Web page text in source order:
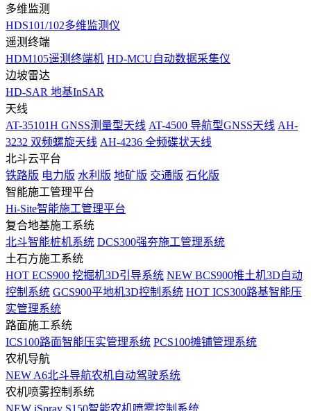
多维监测
HDS101/102多维监测仪
遥测终端
HDM105遥测终端机 HD-MCU自动数据采集仪
边坡雷达
HD-SAR 地基InSAR
天线
AT-35101H GNSS测量型天线 AT-4500 导航型GNSS天线 AH-
3232 双频螺旋天线 AH-4236 全频碟状天线
北斗云平台
铁路版 电力版 水利版 地矿版 交通版 石化版
智能施工管理平台
Hi-Site智能施工管理平台
复合地基施工系统
北斗智能桩机系统 DCS300强夯施工管理系统
土石方施工系统
HOT ECS900 挖掘机3D引导系统 NEW BCS900推土机3D自动
控制系统 GCS900平地机3D控制系统 HOT ICS300路基智能压
实管理系统
路面施工系统
ICS100路面智能压实管理系统 PCS100摊铺管理系统
农机导航
NEW A6北斗导航农机自动驾驶系统
农机喷雾控制系统
NEW iSpray S150智能农机喷雾控制系统